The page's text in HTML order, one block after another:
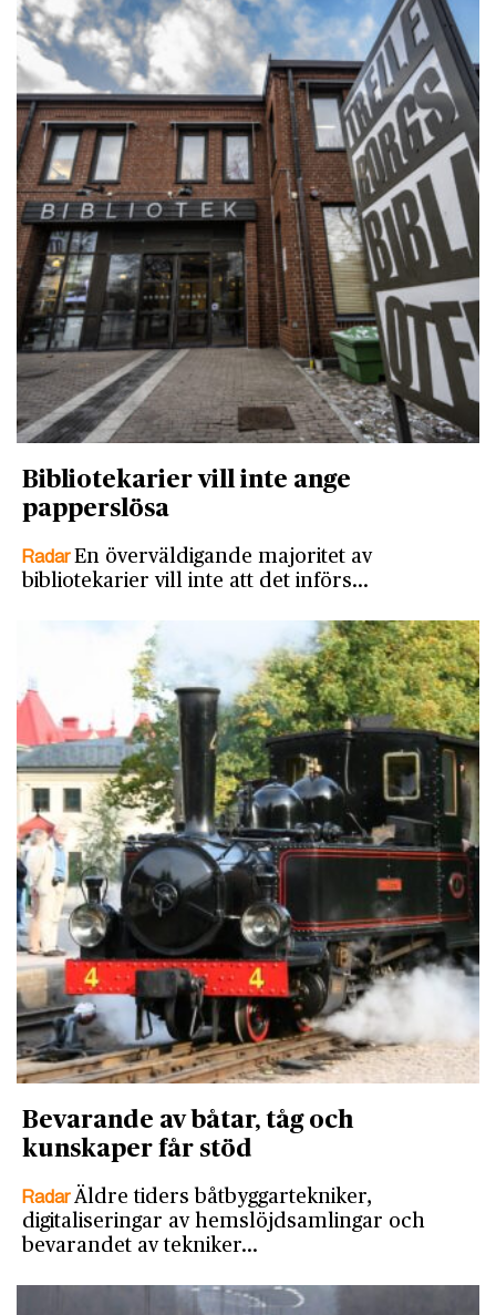
Bibliotekarier vill inte ange
papperslösa
RadarEn överväldigande majoritet av
bibliotekarier vill inte att det införs…
Bevarande av båtar, tåg och
kunskaper får stöd
RadarÄldre tiders båtbyggartekniker,
digitaliseringar av hemslöjdsamlingar och
bevarandet av tekniker…